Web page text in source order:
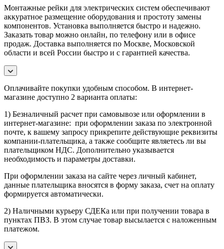
Монтажные рейки для электрических систем обеспечивают
аккуратное размещение оборудования и простоту замены
компонентов. Установка выполняется быстро и надежно.
Заказать товар можно онлайн, по телефону или в офисе
продаж. Доставка выполняется по Москве, Московской
области и всей России быстро и с гарантией качества.
Оплачивайте покупки удобным способом. В интернет-
магазине доступно 2 варианта оплаты:
1) Безналичный расчет при самовывозе или оформлении в
интернет-магазине: при оформлении заказа по электронной
почте, к вашему запросу прикрепите действующие реквизиты
компании-плательщика, а также сообщите являетесь ли вы
плательщиком НДС. Дополнительно указывается
необходимость и параметры доставки.
При оформлении заказа на сайте через личный кабинет,
данные плательщика вносятся в форму заказа, счет на оплату
формируется автоматически.
2) Наличными курьеру СДЕКа или при получении товара в
пунктах ПВЗ. В этом случае товар высылается с наложенным
платежом.